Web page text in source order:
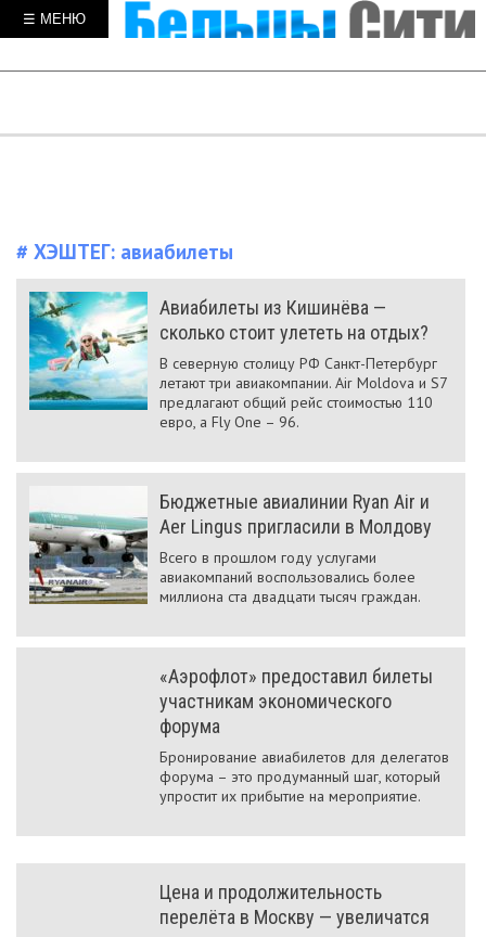
☰ МЕНЮ
# ХЭШТЕГ: авиабилеты
Авиабилеты из Кишинёва —
сколько стоит улететь на отдых?
В северную столицу РФ Санкт-Петербург
летают три авиакомпании. Air Moldova и S7
предлагают общий рейс стоимостью 110
евро, а Fly One – 96.
Бюджетные авиалинии Ryan Air и
Aer Lingus пригласили в Молдову
Всего в прошлом году услугами
авиакомпаний воспользовались более
миллиона ста двадцати тысяч граждан.
«Аэрофлот» предоставил билеты
участникам экономического
форума
Бронирование авиабилетов для делегатов
форума – это продуманный шаг, который
упростит их прибытие на мероприятие.
Цена и продолжительность
перелёта в Москву — увеличатся